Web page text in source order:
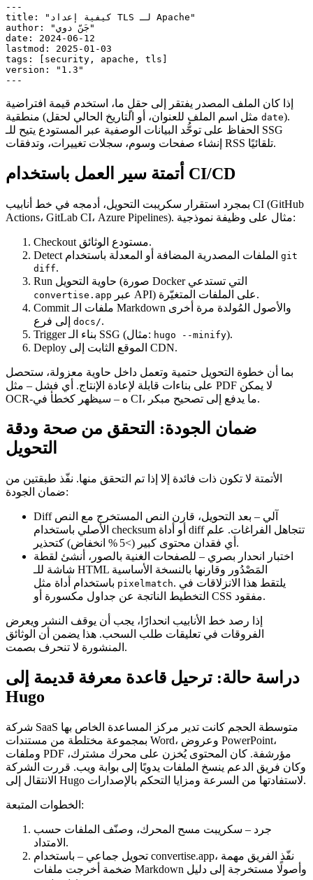
---
title: "كيفية إعداد TLS لـ Apache"
author: "جَنّ دوي"
date: 2024-06-12
lastmod: 2025-01-03
tags: [security, apache, tls]
version: "1.3"
إذا كان الملف المصدر يفتقر إلى حقلٍ ما، استخدم قيمة افتراضية
date).
الحفاظ على توحُّد البيانات الوصفية عبر المستودع يتيح للـ SSG
إنشاء صفحات وسوم، سجلات تغييرات، وتدفقات RSS تلقائيًا.
أتمتة سير العمل باستخدام CI/CD
بمجرد استقرار سكريبت التحويل، أدمجه في خط أنابيب CI (GitHub
Actions، GitLab CI، Azure Pipelines). مثال على وظيفة نموذجية:
Checkout
مستودع الوثائق.
Detect
git
diff.
Run
حاوية التحويل (صورة Docker التي تستدعي
convertise.app
عبر API) على الملفات المتغيّرة.
Commit
docs/.
Trigger
بناء الـ SSG (مثال: hugo --minify).
Deploy
الموقع الثابت إلى CDN.
بما أن خطوة التحويل حتمية وتعمل داخل حاوية معزولة، ستحصل
على بناءات قابلة لإعادة الإنتاج. أي فشل – مثل PDF لا يمكن
OCR‑ه – سيظهر كخطأ في CI، ما يدفع إلى تصحيح مبكر.
ضمان الجودة: التحقق من صحة ودقة
التحويل
الأتمتة لا تكون ذات فائدة إلا إذا تم التحقق منها. نفّذ طبقتين من
ضمان الجودة:
Diff آلي – بعد التحويل، قارن النص المستخرج مع النص
الأصلي باستخدام checksum أو أداة diff تتجاهل الفراغات. علم
أي فقدان محتوى كبير (>5 % انخفاض) كتحذير.
اختبار انحدار بصري – للصفحات الغنية بالصور، أنشئ لقطة
شاشة للـ HTML المَصْدُور وقارنها بالنسخة الأساسية
pixelmatch. يلتقط هذا الانزلاقات في
التخطيط الناتجة عن جداول مكسورة أو CSS مفقود.
إذا رصد خط الأنابيب انحدارًا، يجب أن يوقف النشر ويعرض
الفروقات في تعليقات طلب السحب. هذا يضمن أن الوثائق
المنشورة لا تنحرف بصمت.
دراسة حالة: ترحيل قاعدة معرفة قديمة إلى
Hugo
شركة SaaS متوسطة الحجم كانت تدير مركز المساعدة الخاص بها
بمجموعة مختلطة من مستندات Word، وعروض PowerPoint،
وملفات PDF مؤرشفة. كان المحتوى يُخزن على محرك مشترك،
وكان فريق الدعم ينسخ الملفات يدويًا إلى بوابة ويب. قررت الشركة
الانتقال إلى Hugo لاستفادتها من السرعة ومزايا التحكم بالإصدارات.
الخطوات المتبعة:
جرد – سكريبت مسح المحرك، وصنّف الملفات حسب
الامتداد.
تحويل جماعي convertise.app، نفّذ الفريق مهمة
ضخمة أخرجت ملفات Markdown وأصولًا مستخرجة إلى دليل